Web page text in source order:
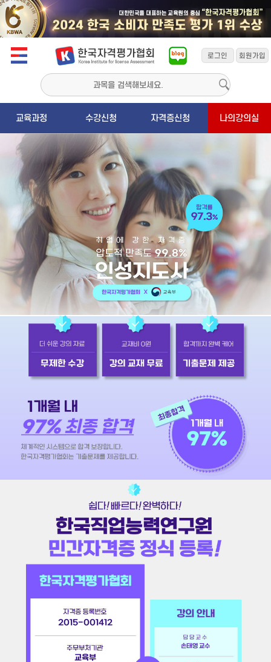
교육과정 수강신청 자격증신청 나의강의실
2015-001412
교육부
손태영 교수